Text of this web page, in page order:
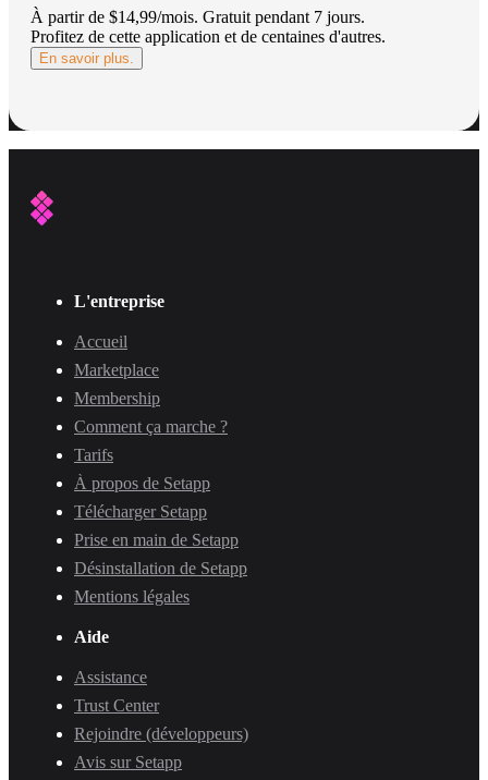
À partir de $14,99/mois. Gratuit pendant 7 jours.
Profitez de cette application et de centaines d'autres.
En savoir plus.
L'entreprise
Accueil
Marketplace
Membership
Comment ça marche ?
Tarifs
À propos de Setapp
Télécharger Setapp
Prise en main de Setapp
Désinstallation de Setapp
Mentions légales
Aide
Assistance
Trust Center
Rejoindre (développeurs)
Avis sur Setapp